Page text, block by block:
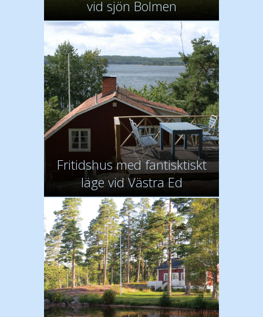
vid sjön Bolmen
Fritidshus med fantisktiskt
läge vid Västra Ed